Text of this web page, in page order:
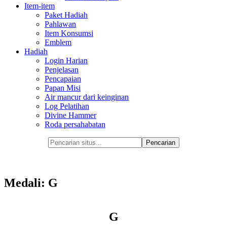
Item-item
Paket Hadiah
Pahlawan
Item Konsumsi
Emblem
Hadiah
Login Harian
Penjelasan
Pencapaian
Papan Misi
Air mancur dari keinginan
Log Pelatihan
Divine Hammer
Roda persahabatan
Medali: G
G